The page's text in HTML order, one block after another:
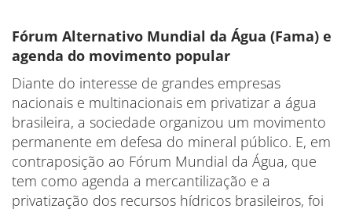
Fórum Alternativo Mundial da Água (Fama) e
agenda do movimento popular
Diante do interesse de grandes empresas
nacionais e multinacionais em privatizar a água
brasileira, a sociedade organizou um movimento
permanente em defesa do mineral público. E, em
contraposição ao Fórum Mundial da Água, que
tem como agenda a mercantilização e a
privatização dos recursos hídricos brasileiros, foi